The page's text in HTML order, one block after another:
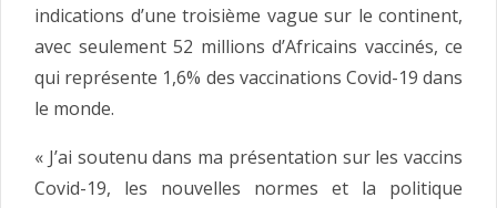
indications d’une troisième vague sur le continent,
avec seulement 52 millions d’Africains vaccinés, ce
qui représente 1,6% des vaccinations Covid-19 dans
le monde.
« J’ai soutenu dans ma présentation sur les vaccins
Covid-19, les nouvelles normes et la politique